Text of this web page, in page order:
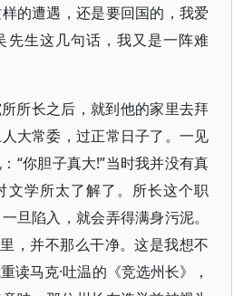
的遭遇，还是要回国的，我爱
先生这几句话，我又是一阵难
所长之后，就到他的家里去拜
大常委，过正常日子了。一见
“你胆子真大!”当时我并没有真
文学所太了解了。所长这个职
旦陷入，就会弄得满身污泥。
，并不那么干净。这是我想不
读马克·吐温的《竞选州长》，